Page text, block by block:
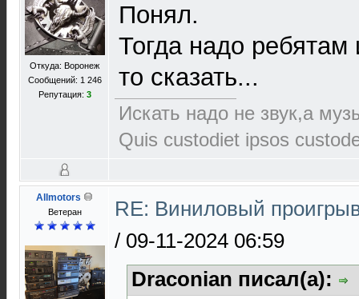
Откуда: Воронеж
Сообщений: 1 246
Репутация: 3
Понял.
Тогда надо ребятам
то сказать...
Искать надо не звук,а
Quis custodiet ipsos
Allmotors
Ветеран
RE: Виниловый
/ 09-11-2024 06:59
Draconian писал(а):